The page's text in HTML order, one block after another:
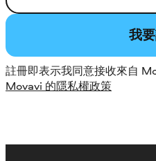
我
註冊即表示我同意接收來自
Movavi 的隱私權政策